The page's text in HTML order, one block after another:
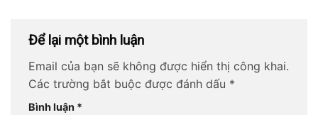
Để lại một bình luận
Email của bạn sẽ không được hiển thị công khai.
Các trường bắt buộc được đánh dấu *
Bình luận *